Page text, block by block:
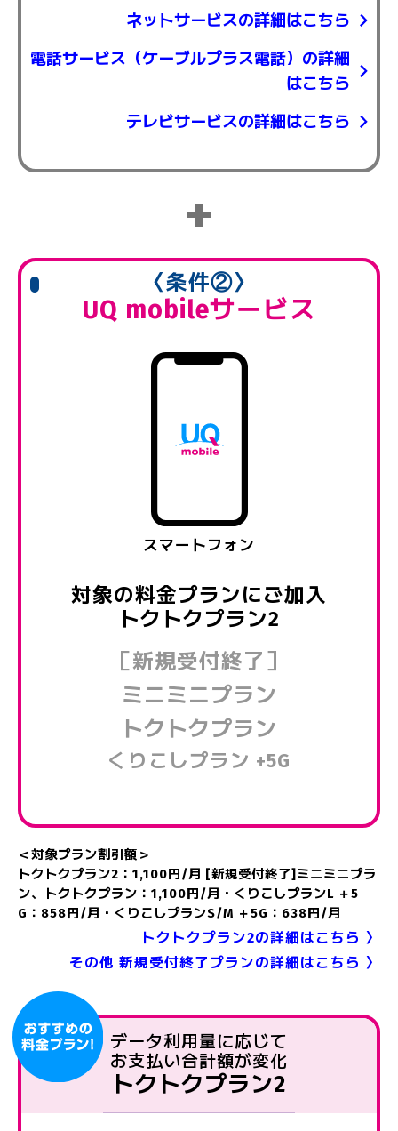
ネットサービスの詳細はこちら
電話サービス（ケーブルプラス電話）の詳細
はこちら
テレビサービスの詳細はこちら
+
〈条件②〉
UQ mobileサービス
スマートフォン
対象の料金プランにご加入
トクトクプラン2
［新規受付終了］
ミニミニプラン
トクトクプラン
くりこしプラン +5G
＜対象プラン割引額＞
トクトクプラン2：1,100円/月 [新規受付終了]ミニミニプラ
ン、トクトクプラン：1,100円/月・くりこしプランL ＋5
G：858円/月・くりこしプランS/M ＋5G：638円/月
トクトクプラン2の詳細はこちら 〉
その他 新規受付終了プランの詳細はこちら 〉
データ利用量に応じて
お支払い合計額が変化
トクトクプラン2